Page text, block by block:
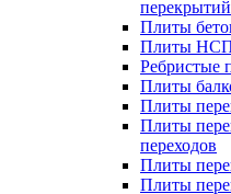
перекрытий
Плиты
Плиты НСП
Ребристые
Плиты
Плиты
Плиты
переходов
Плиты
Плиты